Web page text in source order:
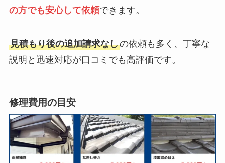
の方でも安心して依頼できます。
見積もり後の追加請求なしの依頼も多く、丁寧な
説明と迅速対応が口コミでも高評価です。
修理費用の目安